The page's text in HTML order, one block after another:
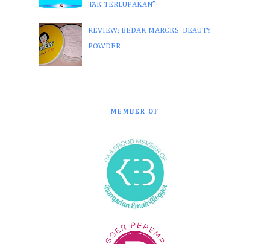
TAK TERLUPAKAN”
REVIEW; BEDAK MARCKS' BEAUTY
POWDER
MEMBER OF